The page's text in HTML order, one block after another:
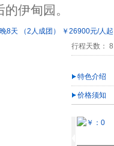
伊甸园。
行程天数：
特色介绍
价格须知